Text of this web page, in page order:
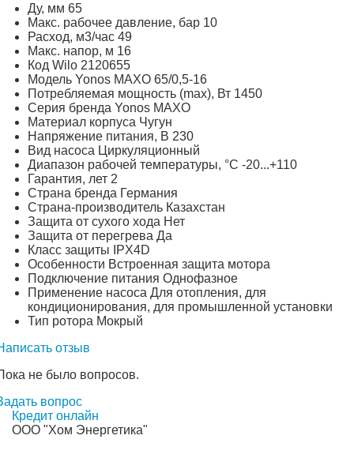
Ду, мм 65
Макс. рабочее давление, бар 10
Расход, м3/час 49
Макс. напор, м 16
Код Wilo 2120655
Модель Yonos MAXO 65/0,5-16
Потребляемая мощность (max), Вт 1450
Серия бренда Yonos MAXO
Материал корпуса Чугун
Напряжение питания, В 230
Вид насоса Циркуляционный
Диапазон рабочей температуры, °С -20...+110
Гарантия, лет 2
Страна бренда Германия
Страна-производитель Казахстан
Защита от сухого хода Нет
Защита от перегрева Да
Класс защиты IPX4D
Особенности Встроенная защита мотора
Подключение питания Однофазное
Применение насоса Для отопления, для
кондиционирования, для промышленной установки
Тип ротора Мокрый
отзыв
не было вопросов.
вопрос
Кредит онлайн
ООО "Хом Энергетика"